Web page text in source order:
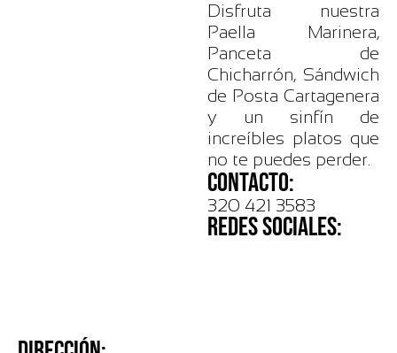
Disfruta nuestra
Paella Marinera,
Panceta de
Chicharrón, Sándwich
de Posta Cartagenera
y un sinfín de
increíbles platos que
no te puedes perder.
CONTACTO:
320 421 3583
REDES SOCIALES: